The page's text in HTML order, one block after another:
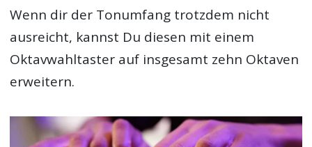
Wenn dir der Tonumfang trotzdem nicht
ausreicht, kannst Du diesen mit einem
Oktavwahltaster auf insgesamt zehn Oktaven
erweitern.